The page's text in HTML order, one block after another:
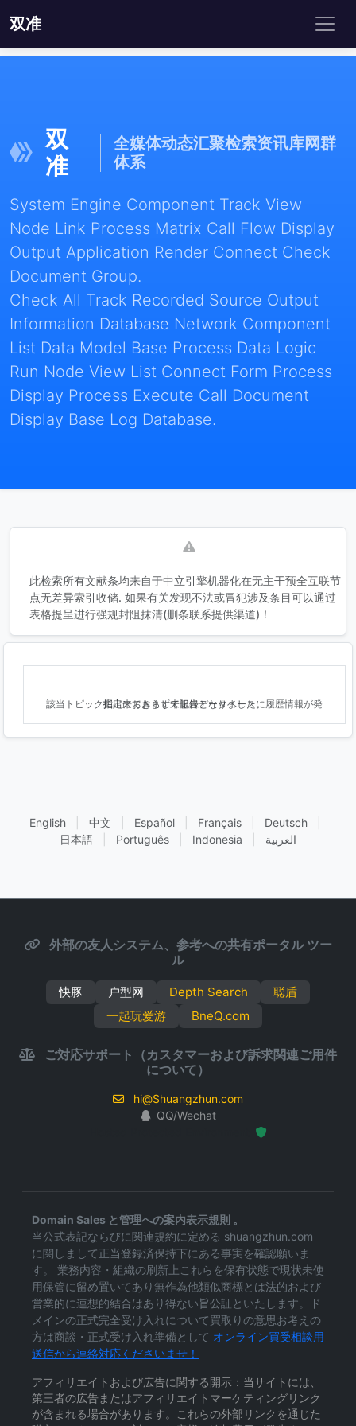
双准
双
准
全媒体动态汇聚检索资讯库网群
体系
System Engine Component Track View
Node Link Process Matrix Call Flow Display
Output Application Render Connect Check
Document Group.
Check All Track Recorded Source Output
Information Database Network Component
List Data Model Base Process Data Logic
Run Node View List Connect Form Process
Display Process Execute Call Document
Display Base Log Database.
此检索所有文献条均来自于中立引擎机器化在无主干预全互联节
点无差异索引收储. 如果有关发现不法或冒犯涉及条目可以通过
表格提呈进行强规封阻抹清(删条联系提供渠道)！
該当トピック指定におきまして記録データベースに履歴情報が発掘出来ておらず未報告となりました。
English 中文 Español Français Deutsch
日本語
Português Indonesia العربية
外部の友人システム、参考への共有ポータル ツー
ル
快豚 户型网 Depth Search
聪盾
一起玩爱游
BneQ.com
ご対応サポート（カスタマーおよび訴求関連ご用件
について）
hi@Shuangzhun.com
QQ/Wechat
Domain Sales と管理への案内表示規則 。
当公式表記ならびに関連規約に定める shuangzhun.com
に関しまして正当登録済保持下にある事実を確認願いま
す。 業務内容・組織の刷新上これらを保有状態で現状未使
用保管に留め置いてあり無作為他類似商標とは法的および
営業的に連想的結合はあり得ない旨公証といたします。ド
メインの正式完全受け入れについて買取りの意思お考えの
方は商談・正式受け入れ準備として オンライン買受相談用
送信から連絡対応くださいませ！
アフィリエイトおよび広告に関する開示：当サイトには、
第三者の広告またはアフィリエイトマーケティングリンク
が含まれる場合があります。これらの外部リンクを通じた